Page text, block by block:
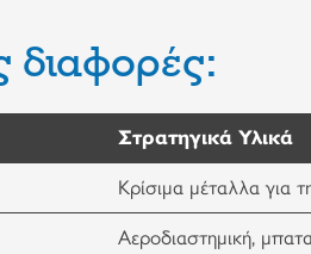
διαφορές:
Στρατηγικά Υλικά
Κρίσιμα μέταλλα για
Αεροδιαστημική,